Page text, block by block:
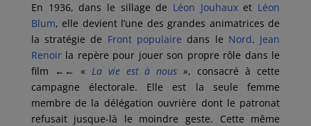
En 1936, dans le sillage de Léon Jouhauxet Léon
Blum, elle devient l’une des grandes animatrices de
la stratégie de Front populaire dans le Nord. Jean
Renoirla repère pour jouer son propre rôle dans le
film
←← « La vie est à nous », consacré à cette
campagne électorale. Elle est la seule femme
membre de la délégation ouvrière dont le patronat
refusait jusque-là le moindre geste. Cette même